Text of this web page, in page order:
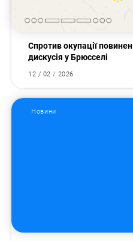
Спротив окупації
дискусія у Брюсселі
12 / 02 / 2026
Новини